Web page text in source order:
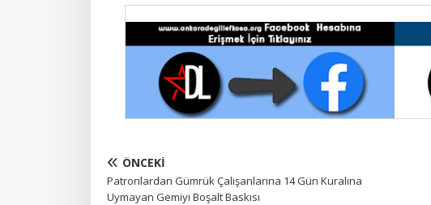
ÖNCEKI
Patronlardan Gümrük Çalışanlarına 14 Gün Kuralına
Uymayan Gemiyi Boşalt Baskısı